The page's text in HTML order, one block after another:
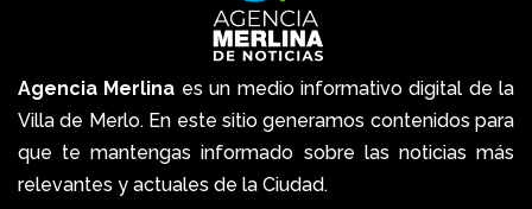
Agencia Merlina es un medio informativo digital de la
Villa de Merlo. En este sitio generamos contenidos para
que te mantengas informado sobre las noticias más
relevantes y actuales de la Ciudad.